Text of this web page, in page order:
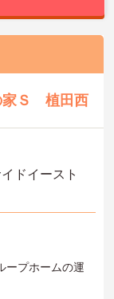
家Ｓ 植田西
ドイースト
ープホームの運